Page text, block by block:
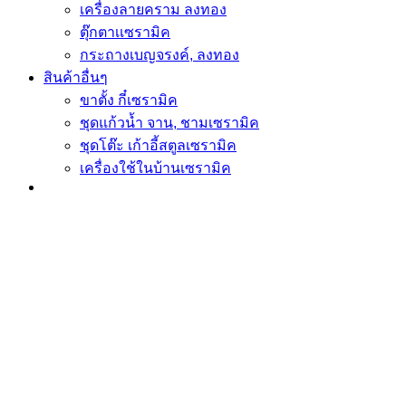
เครื่องลายคราม ลงทอง
ตุ๊กตาเเซรามิค
กระถางเบญจรงค์, ลงทอง
สินค้าอื่นๆ
ขาตั้ง กี๋เซรามิค
ชุดแก้วน้ำ จาน, ชามเซรามิค
ชุดโต๊ะ เก้าอี้สตูลเซรามิค
เครื่องใช้ในบ้านเซรามิค